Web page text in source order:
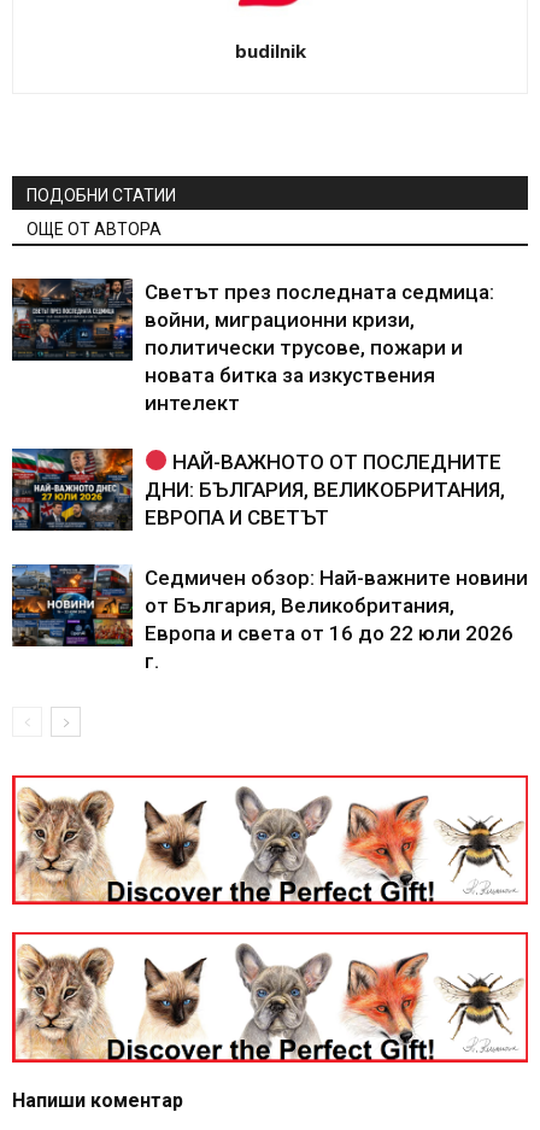
budilnik
ПОДОБНИ СТАТИИ
ОЩЕ ОТ АВТОРА
Светът през последната седмица:
войни, миграционни кризи,
политически трусове, пожари и
новата битка за изкуствения
интелект
НАЙ-ВАЖНОТО ОТ ПОСЛЕДНИТЕ
ДНИ: БЪЛГАРИЯ, ВЕЛИКОБРИТАНИЯ,
ЕВРОПА И СВЕТЪТ
Седмичен обзор: Най-важните новини
от България, Великобритания,
Европа и света от 16 до 22 юли 2026
г.
Напиши коментар